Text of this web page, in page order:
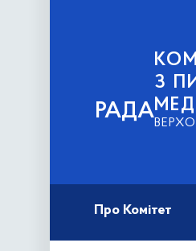
РАДА
З
Про Комітет